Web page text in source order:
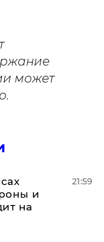
может
и
на
21:59